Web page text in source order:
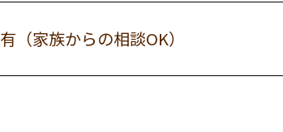
有（家族からの相談OK）